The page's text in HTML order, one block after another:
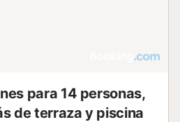
para 14 personas,
de terraza y piscina